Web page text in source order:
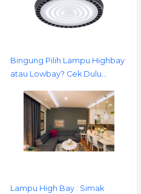
Bingung Pilih Lampu Highbay
atau Lowbay? Cek Dulu…
Lampu High Bay : Simak